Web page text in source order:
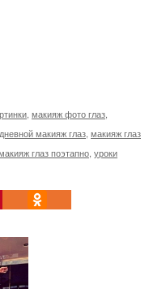
, макияж фото глаз,
дневной макияж глаз, макияж глаз
глаз поэтапно, уроки